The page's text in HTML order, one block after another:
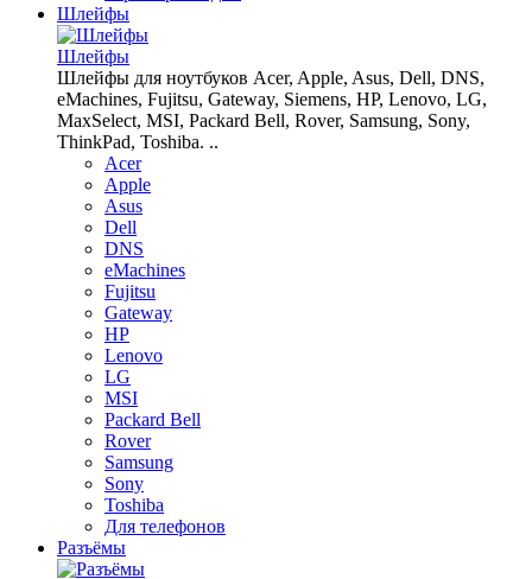
Шлейфы
Шлейфы
Шлейфы для ноутбуков Acer, Apple, Asus, Dell, DNS,
eMachines, Fujitsu, Gateway, Siemens, HP, Lenovo, LG,
MaxSelect, MSI, Packard Bell, Rover, Samsung, Sony,
ThinkPad, Toshiba. ..
Acer
Apple
Asus
Dell
DNS
eMachines
Fujitsu
Gateway
HP
Lenovo
LG
MSI
Packard Bell
Rover
Samsung
Sony
Toshiba
Для телефонов
Разъёмы